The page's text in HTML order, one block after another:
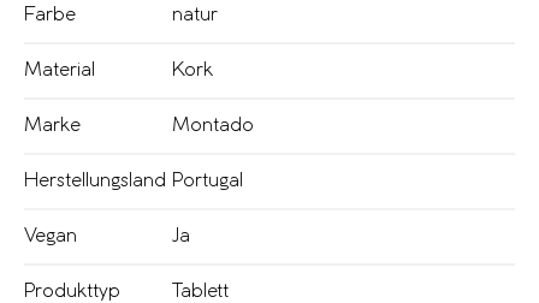
Farbe natur
Material Kork
Marke Montado
Herstellungsland Portugal
Vegan Ja
Produkttyp Tablett